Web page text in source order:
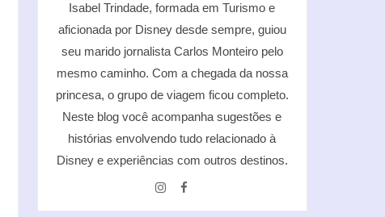
Isabel Trindade, formada em Turismo e
aficionada por Disney desde sempre, guiou
seu marido jornalista Carlos Monteiro pelo
mesmo caminho. Com a chegada da nossa
princesa, o grupo de viagem ficou completo.
Neste blog você acompanha sugestões e
histórias envolvendo tudo relacionado à
Disney e experiências com outros destinos.